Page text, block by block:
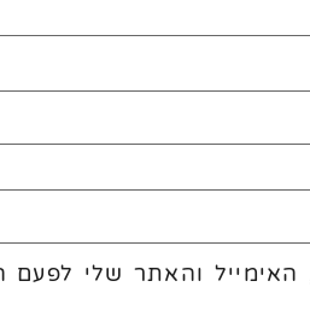
והאתר שלי לפעם